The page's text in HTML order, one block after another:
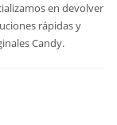
en devolver
rápidas y
Candy.